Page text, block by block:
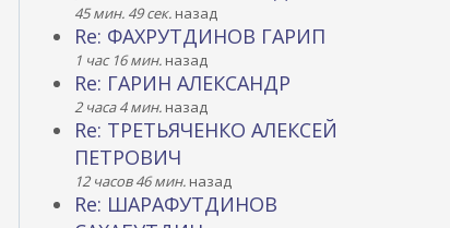
45 мин. 49 сек.назад
Re: ФАХРУТДИНОВ ГАРИП
1 час 16 мин.назад
Re: ГАРИН АЛЕКСАНДР
2 часа 4 мин.назад
Re: ТРЕТЬЯЧЕНКО АЛЕКСЕЙ
ПЕТРОВИЧ
12 часов 46 мин.назад
Re: ШАРАФУТДИНОВ